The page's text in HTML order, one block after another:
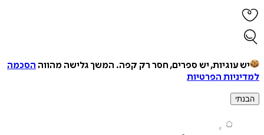
יש עוגיות, יש ספרים, חסר רק קפה.המשך גלישה מהווההסכמה
הפרטיות